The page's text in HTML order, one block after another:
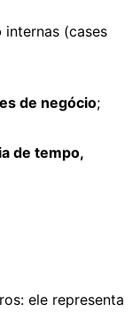
internas (cases
de negócio;
de tempo,
ele representa